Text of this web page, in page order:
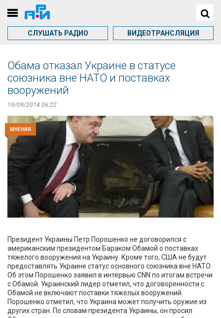
СЛУШАТЬ РАДИО ВИДЕОТРАНСЛЯЦИЯ
Обама отказал Украине в статусе
союзника вне НАТО и поставках
вооружений
19/09/2014 06:22
МНЕНИЯ
Президент Украины Петр Порошенко не договорился с
американским президентом Бараком Обамой о поставках
тяжелого вооружения на Украину. Кроме того, США не будут
предоставлять Украине статус основного союзника вне НАТО.
Об этом Порошенко заявил в интервью CNN по итогам встречи
с Обамой. Украинский лидер отметил, что договоренности с
Обамой не включают поставки тяжелых вооружений.
Порошенко отметил, что Украина может получить оружие из
других стран. По словам президента Украины, он просил